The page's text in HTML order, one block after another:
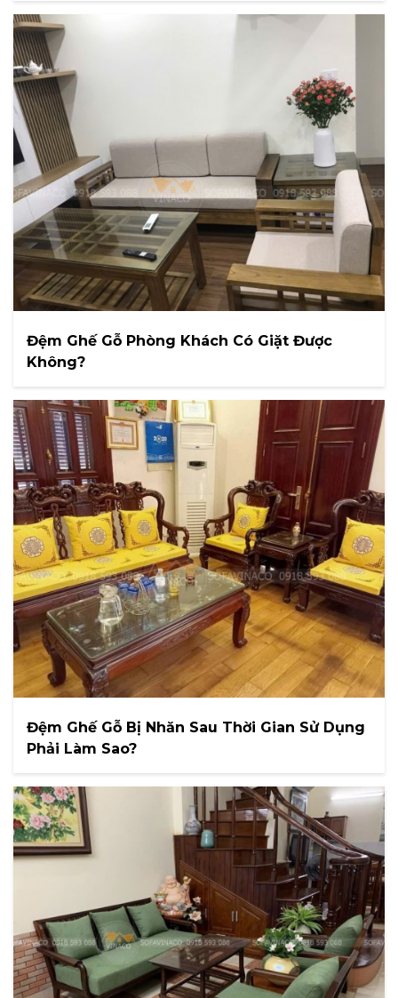
Đệm Ghế Gỗ Phòng Khách Có Giặt Được
Không?
Đệm Ghế Gỗ Bị Nhăn Sau Thời Gian Sử Dụng
Phải Làm Sao?